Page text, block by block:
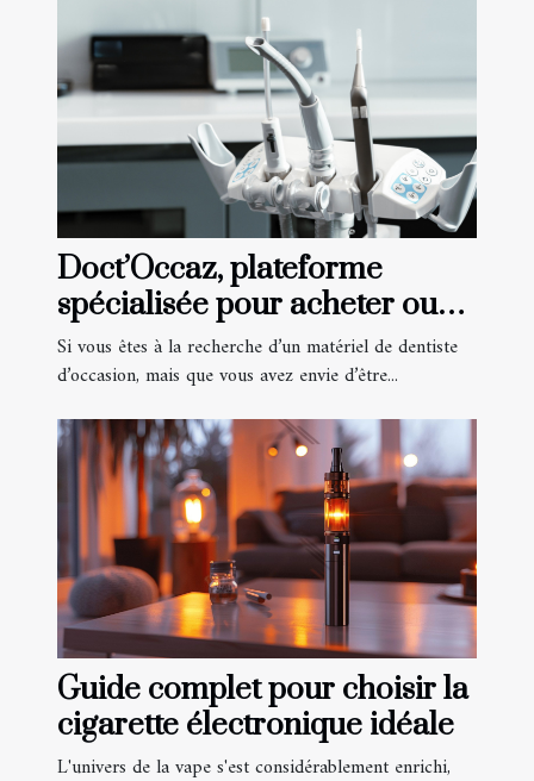
Doct’Occaz, plateforme
spécialisée pour acheter ou
vendre du matériel de
dentiste
Si vous êtes à la recherche d’un matériel de dentiste
d’occasion, mais que vous avez envie d’être...
Guide complet pour choisir la
cigarette électronique idéale
L'univers de la vape s'est considérablement enrichi,